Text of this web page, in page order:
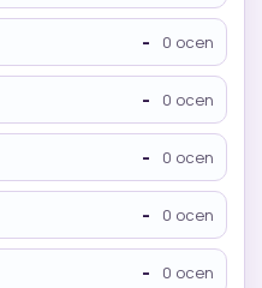
- 0 ocen
- 0 ocen
- 0 ocen
- 0 ocen
- 0 ocen